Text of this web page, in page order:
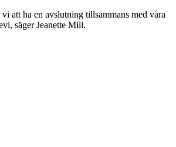
att ha en avslutning tillsammans med våra
säger Jeanette Mill.